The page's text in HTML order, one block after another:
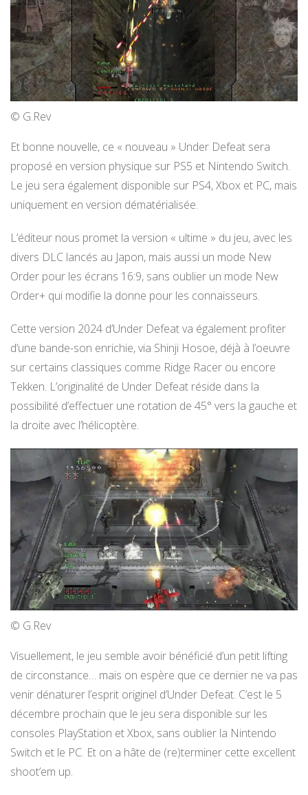
© G.Rev
Et bonne nouvelle, ce « nouveau » Under Defeat sera
proposé en version physique sur PS5 et Nintendo Switch.
Le jeu sera également disponible sur PS4, Xbox et PC, mais
uniquement en version dématérialisée.
L’éditeur nous promet la version « ultime » du jeu, avec les
divers DLC lancés au Japon, mais aussi un mode New
Order pour les écrans 16:9, sans oublier un mode New
Order+ qui modifie la donne pour les connaisseurs.
Cette version 2024 d’Under Defeat va également profiter
d’une bande-son enrichie, via Shinji Hosoe, déjà à l’oeuvre
sur certains classiques comme Ridge Racer ou encore
Tekken. L’originalité de Under Defeat réside dans la
possibilité d’effectuer une rotation de 45° vers la gauche et
la droite avec l’hélicoptère.
© G.Rev
Visuellement, le jeu semble avoir bénéficié d’un petit lifting
de circonstance… mais on espère que ce dernier ne va pas
venir dénaturer l’esprit originel d’Under Defeat. C’est le 5
décembre prochain que le jeu sera disponible sur les
consoles PlayStation et Xbox, sans oublier la Nintendo
Switch et le PC. Et on a hâte de (re)terminer cette excellent
shoot’em up.